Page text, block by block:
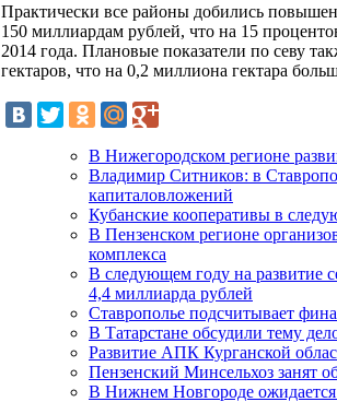
Практически все районы добились
150 миллиардам рублей, что на 15
2014 года. Плановые показатели по севу
гектаров, что на 0,2 миллиона гектара
В Нижегородском регионе
Владимир Ситников: в
капиталовложений
Кубанские кооперативы в
В Пензенском регионе
комплекса
В следующем году на развитие
4,4 миллиарда рублей
Ставрополье подсчитывает
В Татарстане обсудили тему
Развитие АПК Курганской
Пензенский Минсельхоз занят
В Нижнем Новгороде